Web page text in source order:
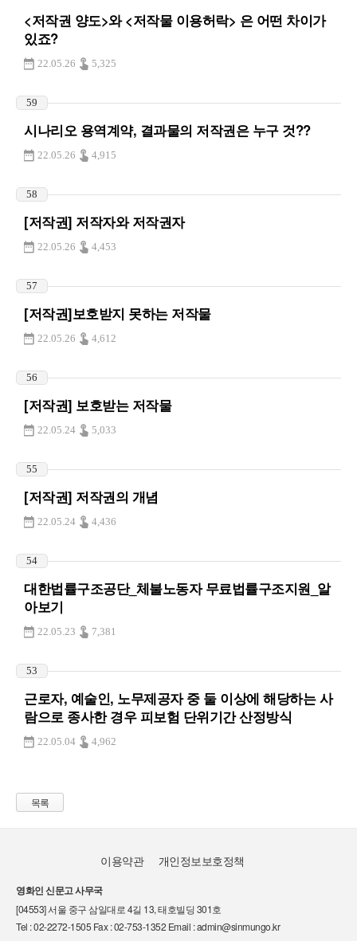
<저작권 양도>와 <저작물 이용허락> 은 어떤 차이가
있죠?
22.05.26 5,325
59
시나리오 용역계약, 결과물의 저작권은 누구 것??
22.05.26 4,915
58
[저작권] 저작자와 저작권자
22.05.26 4,453
57
[저작권]보호받지 못하는 저작물
22.05.26 4,612
56
[저작권] 보호받는 저작물
22.05.24 5,033
55
[저작권] 저작권의 개념
22.05.24 4,436
54
대한법률구조공단_체불노동자 무료법률구조지원_알
아보기
22.05.23 7,381
53
근로자, 예술인, 노무제공자 중 둘 이상에 해당하는 사
람으로 종사한 경우 피보험 단위기간 산정방식
22.05.04 4,962
목록
이용약관 개인정보보호정책
영화인 신문고 사무국
[04553] 서울 중구 삼일대로 4길 13, 태호빌딩 301호
Tel : 02-2272-1505 Fax : 02-753-1352 Email : admin@sinmungo.kr